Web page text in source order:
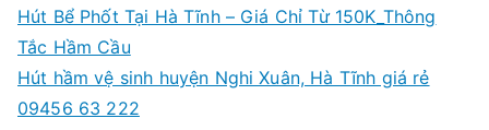
Hút Bể Phốt Tại Hà Tĩnh – Giá Chỉ Từ 150K_Thông
Tắc Hầm Cầu
Hút hầm vệ sinh huyện Nghi Xuân, Hà Tĩnh giá rẻ
09456 63 222